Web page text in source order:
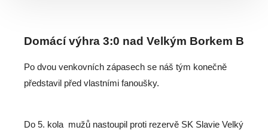
Domácí výhra 3:0 nad Velkým Borkem B
Po dvou venkovních zápasech se náš tým konečně
představil před vlastními fanoušky.
Do 5. kola mužů nastoupil proti rezervě SK Slavie Velký